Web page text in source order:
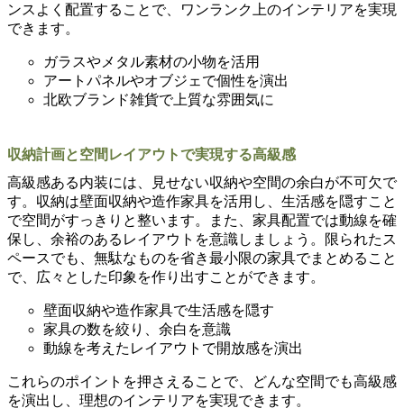
ンスよく配置することで、ワンランク上のインテリアを実現
できます。
ガラスやメタル素材の小物を活用
アートパネルやオブジェで個性を演出
北欧ブランド雑貨で上質な雰囲気に
収納計画と空間レイアウトで実現する高級感
高級感ある内装には、見せない収納や空間の余白が不可欠で
す。収納は壁面収納や造作家具を活用し、生活感を隠すこと
で空間がすっきりと整います。また、家具配置では動線を確
保し、余裕のあるレイアウトを意識しましょう。限られたス
ペースでも、無駄なものを省き最小限の家具でまとめること
で、広々とした印象を作り出すことができます。
壁面収納や造作家具で生活感を隠す
家具の数を絞り、余白を意識
動線を考えたレイアウトで開放感を演出
これらのポイントを押さえることで、どんな空間でも高級感
を演出し、理想のインテリアを実現できます。